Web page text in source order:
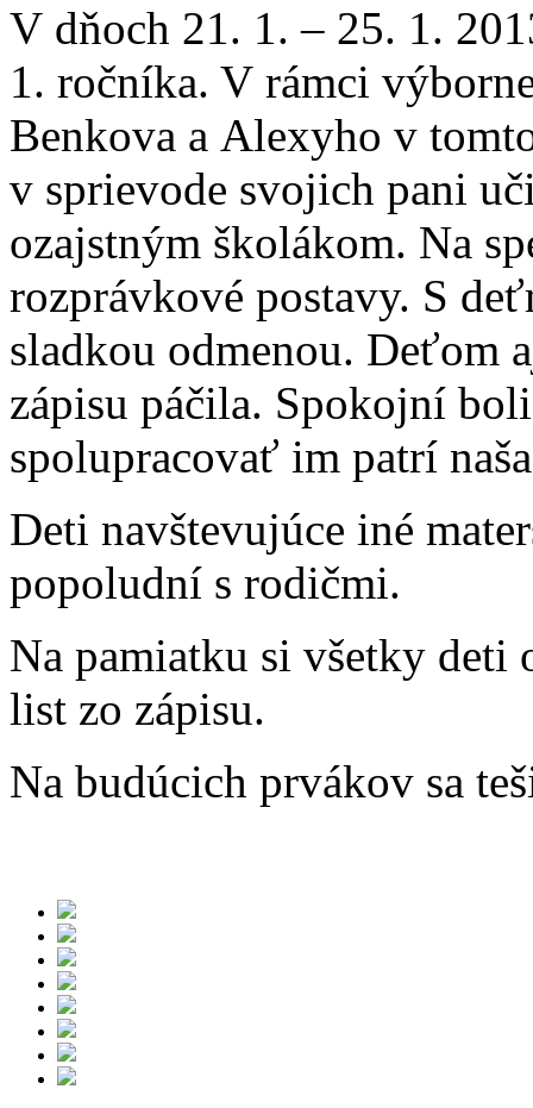
V dňoch 21. 1. – 25. 1.
1. ročníka. V rámci
Benkova a Alexyho v
v sprievode svojich pani
ozajstným školákom. Na
rozprávkové postavy. S
sladkou odmenou. Deťom
zápisu páčila. Spokojní
spolupracovať im patrí
Deti navštevujúce iné
popoludní s rodičmi.
Na pamiatku si všetky deti
list zo zápisu.
Na budúcich prvákov sa